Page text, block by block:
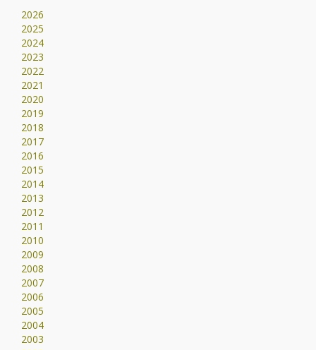
2026
2025
2024
2023
2022
2021
2020
2019
2018
2017
2016
2015
2014
2013
2012
2011
2010
2009
2008
2007
2006
2005
2004
2003